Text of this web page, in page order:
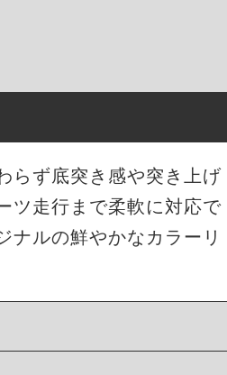
らず底突き感や突き上げ
ツ走行まで柔軟に対応で
ナルの鮮やかなカラーリ